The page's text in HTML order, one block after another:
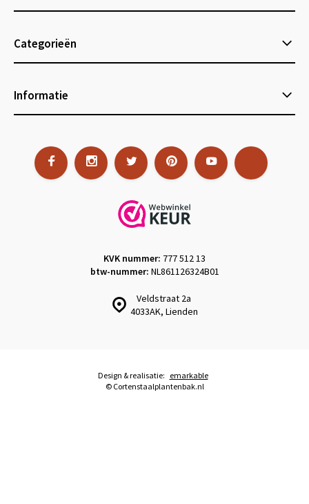
Categorieën
Informatie
Veldstraat 2a
4033AK, Lienden
KVK nummer: 777 512 13
btw-nummer: NL861126324B01
© Cortenstaalplantenbak.nl
Design & realisatie: emarkable